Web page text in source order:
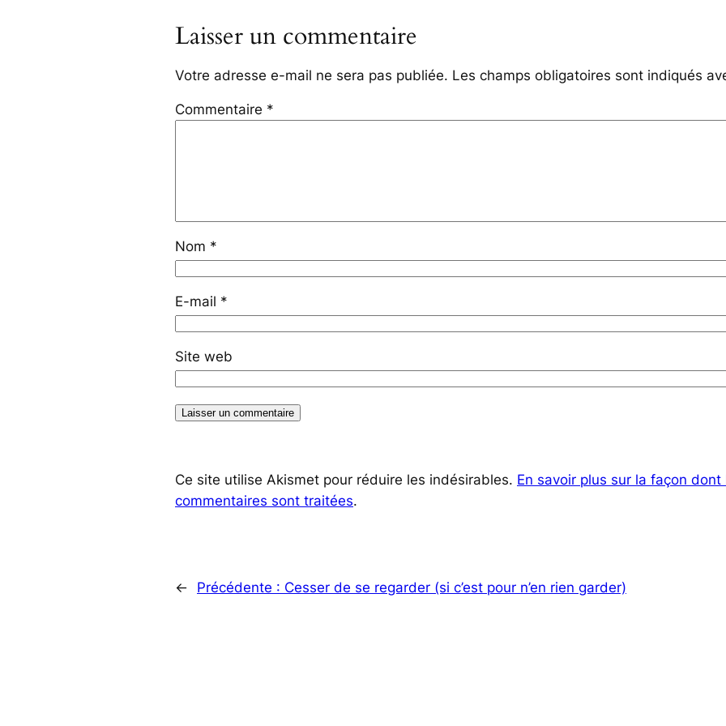
Laisser un commentaire
Votre adresse e-mail ne sera pas publiée. Les champs obligatoires sont indiqués
Commentaire *
Nom *
E-mail *
Site web
Ce site utilise Akismet pour réduire les indésirables. En savoir plus sur la façon
commentaires sont traitées.
← Précédente : Cesser de se regarder (si c’est pour n’en rien garder)